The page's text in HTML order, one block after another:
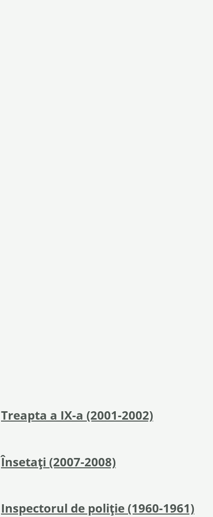
Treapta a IX-a (2001-2002)
Însetați (2007-2008)
Inspectorul de poliție (1960-1961)